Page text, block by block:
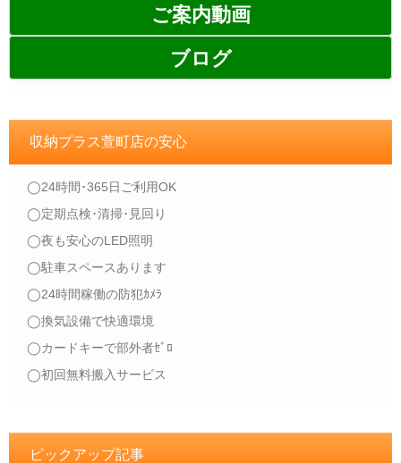
ご案内動画
ブログ
収納プラス萱町店の安心
◯24時間･365日ご利用OK
◯定期点検･清掃･見回り
◯夜も安心のLED照明
◯駐車スペースあります
◯24時間稼働の防犯ｶﾒﾗ
◯換気設備で快適環境
◯カードキーで部外者ｾﾞﾛ
◯初回無料搬入サービス
ピックアップ記事